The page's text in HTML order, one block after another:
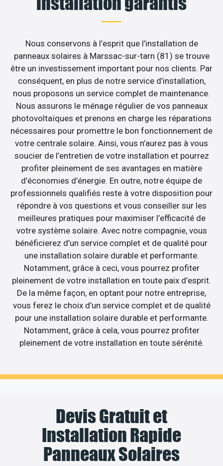
Nous conservons à l’esprit que l’installation de
panneaux solaires à Marssac-sur-tarn (81) se trouve
être un investissement important pour nos clients. Par
conséquent, en plus de notre service d’installation,
nous proposons un service complet de maintenance.
Nous assurons le ménage régulier de vos panneaux
photovoltaïques et prenons en charge les réparations
nécessaires pour promettre le bon fonctionnement de
votre centrale solaire. Ainsi, vous n’aurez pas à vous
soucier de l’entretien de votre installation et pourrez
profiter pleinement de ses avantages en matière
d’économies d’énergie. En outre, notre équipe de
professionnels qualifiés reste à votre disposition pour
répondre à vos questions et vous conseiller sur les
meilleures pratiques pour maximiser l’efficacité de
votre système solaire. Avec notre compagnie, vous
bénéficierez d’un service complet et de qualité pour
une installation solaire durable et performante.
Notamment, grâce à ceci, vous pourrez profiter
pleinement de votre installation en toute paix d’esprit.
De la même façon, en optant pour notre entreprise,
vous ferez le choix d’un service complet et de qualité
pour une installation solaire durable et performante.
Notamment, grâce à cela, vous pourrez profiter
pleinement de votre installation en toute sérénité.
Devis Gratuit et
Installation Rapide
Panneaux Solaires